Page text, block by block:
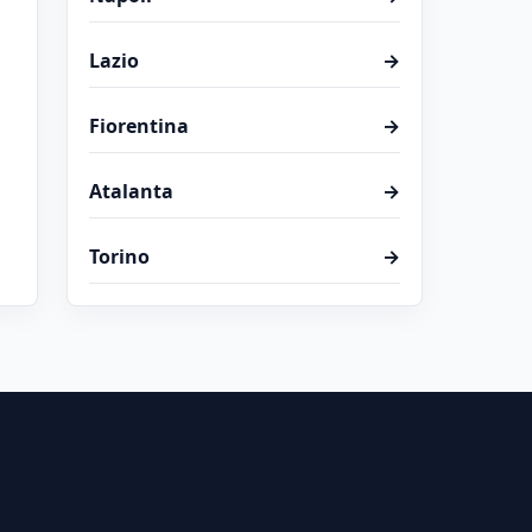
Lazio →
Fiorentina →
Atalanta →
Torino →